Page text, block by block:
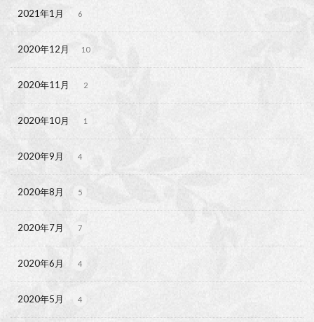
2021年1月 6
2020年12月 10
2020年11月 2
2020年10月 1
2020年9月 4
2020年8月 5
2020年7月 7
2020年6月 4
2020年5月 4